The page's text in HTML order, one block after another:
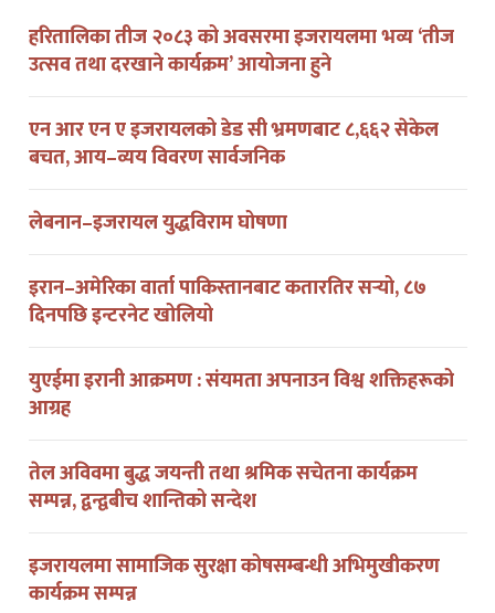
हरितालिका तीज २०८३ को अवसरमा इजरायलमा भव्य ‘तीज
उत्सव तथा दरखाने कार्यक्रम’ आयोजना हुने
एन आर एन ए इजरायलको डेड सी भ्रमणबाट ८,६६२ सेकेल
बचत, आय–व्यय विवरण सार्वजनिक
लेबनान–इजरायल युद्धविराम घोषणा
इरान–अमेरिका वार्ता पाकिस्तानबाट कतारतिर सर्‍यो, ८७
दिनपछि इन्टरनेट खोलियो
युएईमा इरानी आक्रमण : संयमता अपनाउन विश्व शक्तिहरूको
आग्रह
तेल अविवमा बुद्ध जयन्ती तथा श्रमिक सचेतना कार्यक्रम
सम्पन्न, द्वन्द्वबीच शान्तिको सन्देश
इजरायलमा सामाजिक सुरक्षा कोषसम्बन्धी अभिमुखीकरण
कार्यक्रम सम्पन्न